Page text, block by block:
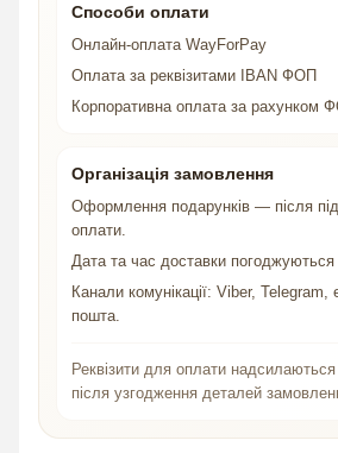
Способи оплати
Онлайн-оплата WayForPay
Оплата за реквізитами IBAN ФОП
Корпоративна оплата за рахунком
Організація замовлення
Оформлення подарунків — після
оплати.
Дата та час доставки погоджуються
Канали комунікації: Viber, Telegram,
пошта.
Реквізити для оплати
після узгодження деталей